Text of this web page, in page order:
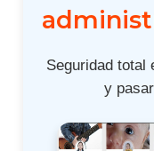
Seguridad total
y